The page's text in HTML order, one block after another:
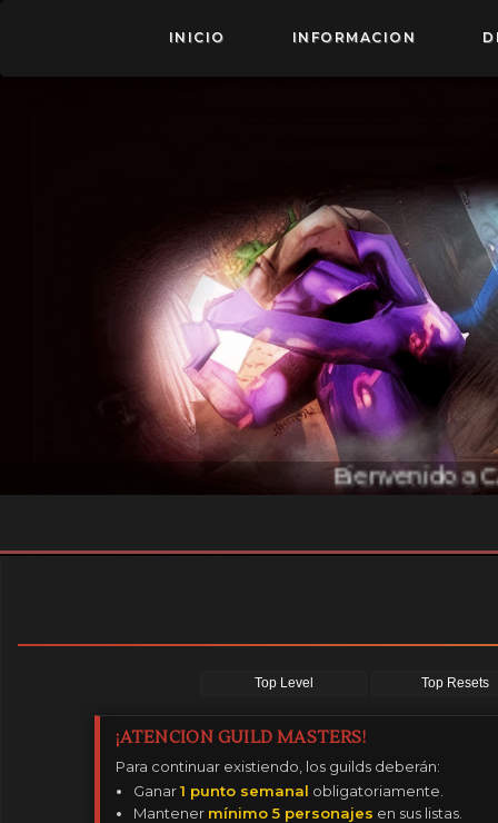
Bienvenido a
INICIO INFORMACION
Top Level Top Resets
¡ATENCION GUILD MASTERS!
Para continuar existiendo, los guilds deberán:
Ganar1 punto semanal obligatoriamente.
Mantener mínimo 5 personajes en sus listas.